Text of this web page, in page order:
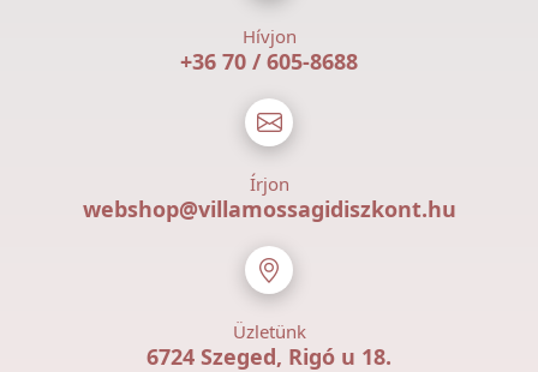
Hívjon
+36 70 / 605-8688
Írjon
webshop@villamossagidiszkont.hu
Üzletünk
6724 Szeged, Rigó u 18.